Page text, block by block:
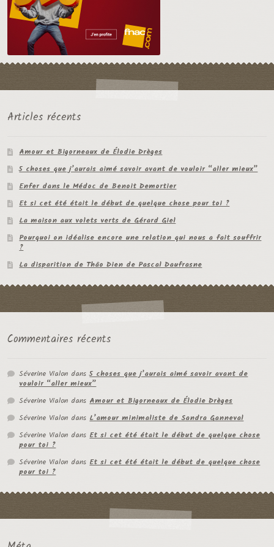
Articles récents
Amour et Bigorneaux de Élodie Drèges
5 choses que j’aurais aimé savoir avant de vouloir “aller mieux”
Enfer dans le Médoc de Benoit Demortier
Et si cet été était le début de quelque chose pour toi ?
La maison aux volets verts de Gérard Giel
Pourquoi on idéalise encore une relation qui nous a fait souffrir
?
La disparition de Thâo Dien de Pascal Daufrasne
Commentaires récents
Séverine Vialon dans5 choses que j’aurais aimé savoir avant de
vouloir “aller mieux”
Séverine Vialon dansAmour et Bigorneaux de Élodie Drèges
Séverine Vialon dansL’amour minimaliste de Sandra Ganneval
Séverine Vialon dansEt si cet été était le début de quelque chose
pour toi ?
Séverine Vialon dansEt si cet été était le début de quelque chose
pour toi ?